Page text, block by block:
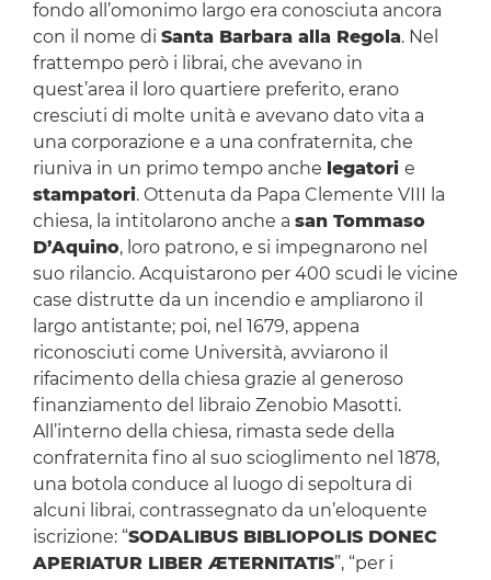
fondo all’omonimo largo era conosciuta ancora
con il nome di Santa Barbara alla Regola. Nel
frattempo però i librai, che avevano in
quest’area il loro quartiere preferito, erano
cresciuti di molte unità e avevano dato vita a
una corporazione e a una confraternita, che
riuniva in un primo tempo anche legatori e
stampatori. Ottenuta da Papa Clemente VIII la
chiesa, la intitolarono anche a san Tommaso
D’Aquino, loro patrono, e si impegnarono nel
suo rilancio. Acquistarono per 400 scudi le vicine
case distrutte da un incendio e ampliarono il
largo antistante; poi, nel 1679, appena
riconosciuti come Università, avviarono il
rifacimento della chiesa grazie al generoso
finanziamento del libraio Zenobio Masotti.
All’interno della chiesa, rimasta sede della
confraternita fino al suo scioglimento nel 1878,
una botola conduce al luogo di sepoltura di
alcuni librai, contrassegnato da un’eloquente
iscrizione: “SODALIBUS BIBLIOPOLIS DONEC
APERIATUR LIBER ÆTERNITATIS”, “per i